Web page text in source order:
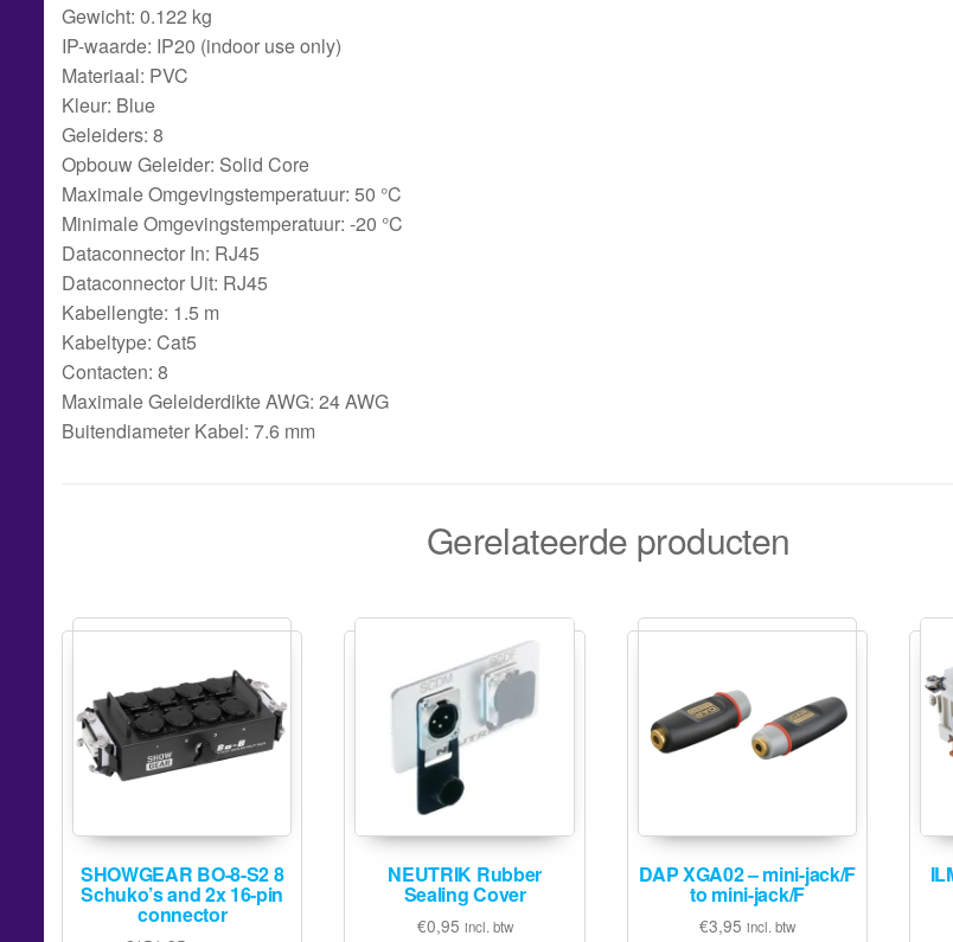
Gewicht: 0.122 kg
IP-waarde: IP20 (indoor use only)
Materiaal: PVC
Kleur: Blue
Geleiders: 8
Opbouw Geleider: Solid Core
Maximale Omgevingstemperatuur: 50 °C
Minimale Omgevingstemperatuur: -20 °C
Dataconnector In: RJ45
Dataconnector Uit: RJ45
Kabellengte: 1.5 m
Kabeltype: Cat5
Contacten: 8
Maximale Geleiderdikte AWG: 24 AWG
Buitendiameter Kabel: 7.6 mm
Gerelateerde producten
SHOWGEAR BO-8-S2 8
Schuko’s and 2x 16-pin
connector
NEUTRIK Rubber
Sealing Cover
€0,95 incl. btw
DAP XGA02 – mini-jack/F
to mini-jack/F
€3,95 incl. btw